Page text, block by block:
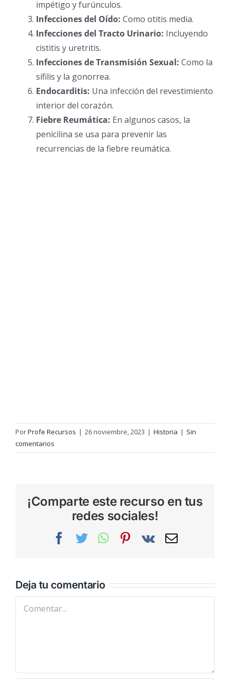
impétigo y furúnculos.
Infecciones del Oído: Como otitis media.
Infecciones del Tracto Urinario: Incluyendo
cistitis y uretritis.
Infecciones de Transmisión Sexual: Como la
sífilis y la gonorrea.
Endocarditis: Una infección del revestimiento
interior del corazón.
Fiebre Reumática: En algunos casos, la
penicilina se usa para prevenir las
recurrencias de la fiebre reumática.
PorProfe Recursos | 26 noviembre, 2023 | Historia | Sin
comentarios
¡Comparte este recurso en tus
redes sociales!
Facebook
TwitterWhatsAppPinterest
Vk
Correo
Deja tu comentario
Comentar